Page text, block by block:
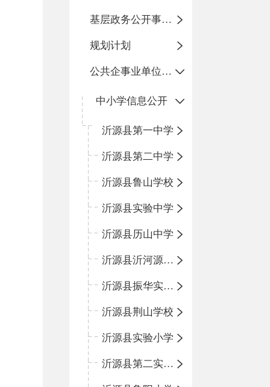
基层政务公开事项标准目录
规划计划
公共企事业单位信息公开
中小学信息公开
沂源县第一中学
沂源县第二中学
沂源县鲁山学校
沂源县实验中学
沂源县历山中学
沂源县沂河源学校
沂源县振华实验学校
沂源县荆山学校
沂源县实验小学
沂源县第二实验小学